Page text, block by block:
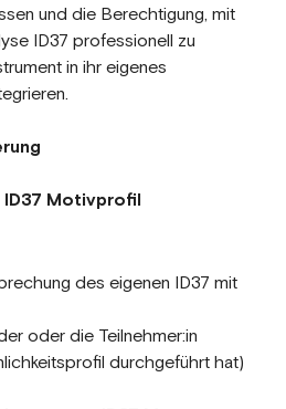
und die Berechtigung, mit
ID37 professionell zu
in ihr eigenes
ID37 Motivprofil
des eigenen ID37 mit
oder die Teilnehmer:in
durchgeführt hat)